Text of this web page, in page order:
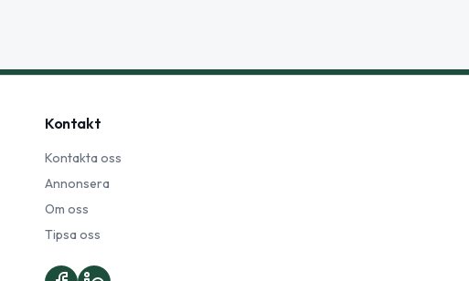
Kontakt
Kontakta oss
Annonsera
Om oss
Tipsa oss